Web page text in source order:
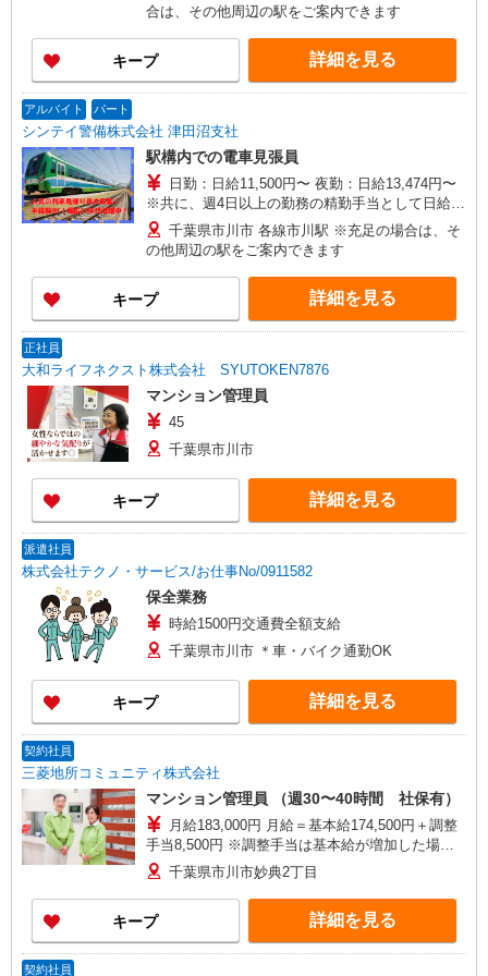
日給10,500円 列車見張員資格取得で＋500円
（週4日以上の同業務勤務時は＋1,000円） 精勤
手当：＋1,000円 夜勤はMAX日収14,474円 基
本：日給12,474円 列車見張員資格取得で＋500
円（週4日以上の同業務勤務時＋1,000円） 精勤
15回勤務で20,000円 30回勤務で30,000円 合計
50,000円
合は、その他周辺の駅をご案内できます
キープ 詳細を見る
アルバイト パート
シンテイ警備株式会社 津田沼支社
駅構内での電車見張員
日勤：日給11,500円〜 夜勤：日給13,474円〜
※共に、週4日以上の勤務の精勤手当として日給に
＋1,000円含む 日勤はMAX日収12,500円 基本：
日給10,500円 列車見張員資格取得で＋500円
（週4日以上の同業務勤務時は＋1,000円） 精勤
手当：＋1,000円 夜勤はMAX日収14,474円 基
本：日給12,474円 列車見張員資格取得で＋500
円（週4日以上の同業務勤務時＋1,000円） 精勤
15回勤務で20,000円 30回勤務で30,000円 合計
50,000円
千葉県市川市 各線市川駅 ※充足の場合は、そ
の他周辺の駅をご案内できます
キープ 詳細を見る
正社員
大和ライフネクスト株式会社 SYUTOKEN7876
マンション管理員
45
千葉県市川市
キープ 詳細を見る
派遣社員
株式会社テクノ・サービス/お仕事No/0911582
保全業務
時給1500円交通費全額支給
千葉県市川市 ＊車・バイク通勤OK
キープ 詳細を見る
契約社員
三菱地所コミュニティ株式会社
マンション管理員 （週30〜40時間 社保有）
月給183,000円 月給＝基本給174,500円＋調整
手当8,500円 ※調整手当は基本給が増加した場
合、 総額が変わらないよう同額を減額いたしま
す。
千葉県市川市妙典2丁目
キープ 詳細を見る
契約社員